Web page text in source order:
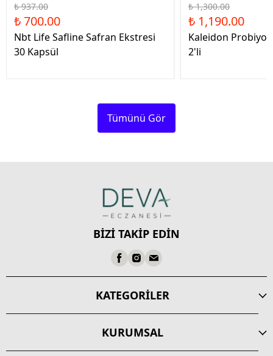
₺ 937.00
₺ 700.00
Nbt Life Safline Safran Ekstresi
30 Kapsül
₺ 1,300.00
₺ 1,190.00
Kaleidon
2'li
Tümünü Gör
BİZİ TAKİP EDİN
KATEGORİLER
KURUMSAL